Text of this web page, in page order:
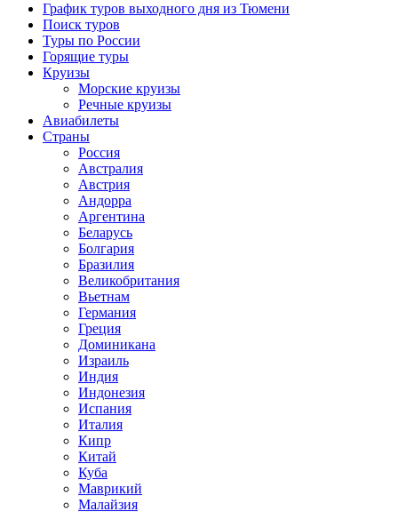
График туров выходного дня из Тюмени
Поиск туров
Туры по России
Горящие туры
Круизы
Морские круизы
Речные круизы
Авиабилеты
Страны
Россия
Австралия
Австрия
Андорра
Аргентина
Беларусь
Болгария
Бразилия
Великобритания
Вьетнам
Германия
Греция
Доминикана
Израиль
Индия
Индонезия
Испания
Италия
Кипр
Китай
Куба
Маврикий
Малайзия